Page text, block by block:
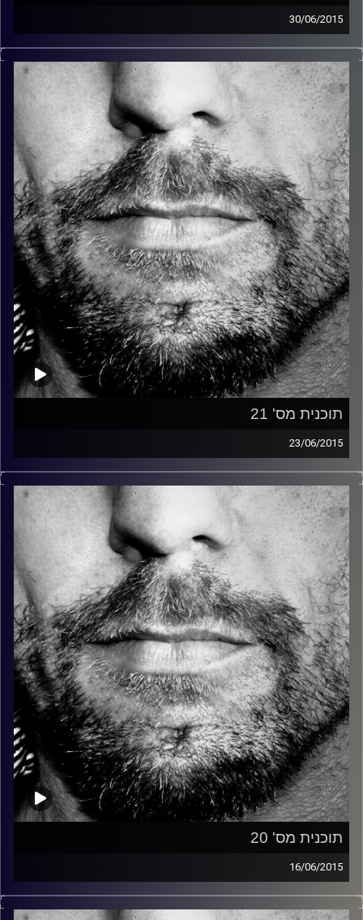
30/06/2015
זיפים, מוזיקה מחוספסת של הופעות חיות. הרבה ג'אם, רוק,
בלוז, bluegrass, ג'אז, Fאנק, פרוגרסיב ואפילו אלקטרוניקה.
כל מה שחי, אמיתי ונושם.
עם שמוליק רגב.
קרדיט תמונות: David Goehring
תוכנית מס' 21
23/06/2015
זיפים, מוזיקה מחוספסת של הופעות חיות. הרבה ג'אם, רוק,
בלוז, bluegrass, ג'אז, Fאנק, פרוגרסיב ואפילו אלקטרוניקה.
כל מה שחי, אמיתי ונושם.
עם שמוליק רגב.
קרדיט תמונות: David Goehring
תוכנית מס' 20
16/06/2015
זיפים, מוזיקה מחוספסת של הופעות חיות. הרבה ג'אם, רוק,
בלוז, bluegrass, ג'אז, Fאנק, פרוגרסיב ואפילו אלקטרוניקה.